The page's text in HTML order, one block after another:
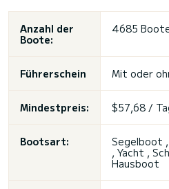
Anzahl der
Boote:
4685
Führerschein Mit oder
Mindestpreis: $57,68 /
Bootsart:
Segelboot
, Yacht ,
Hausboot